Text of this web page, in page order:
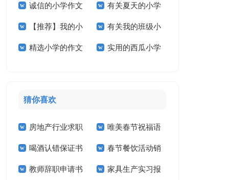
篇
文300字合集10篇 学作文300字四篇
诚信的小学作文
汇编6篇
有关夏天的小学
作文合集五篇
【推荐】我的小
学作文合集8篇
有关我的班级小
学作文合集9篇
精选小学的作文 实用的西瓜小学
猜你喜欢
房地产行业求职
信
唯美春节祝福语
喝酒认错保证书 春节餐饮活动销
售工作计划
教师辞职申请书 家具生产实习报